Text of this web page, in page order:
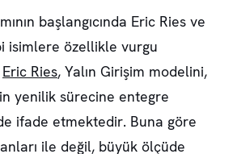
başlangıcında Eric Ries ve
isimlere özellikle vurgu
Eric Ries, Yalın Girişim modelini,
yenilik sürecine entegre
ifade etmektedir. Buna göre
ile değil, büyük ölçüde